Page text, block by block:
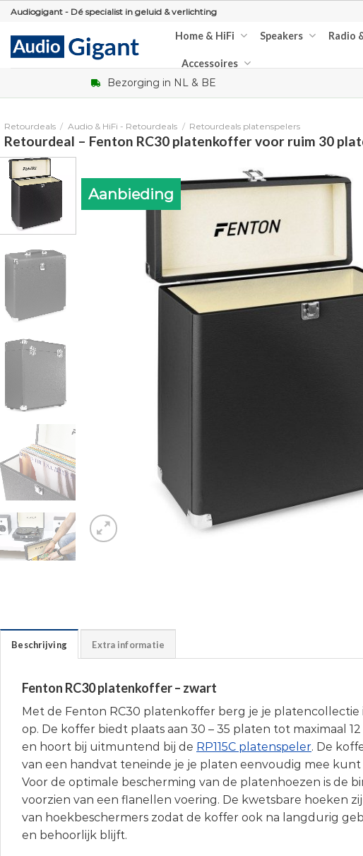
Skip
content
Audiogigant - Dé specialist in geluid & verlichting
Home & HiFi Speakers Radio
Accessoires
Bezorging in NL & BE
Retourdeals / Audio & HiFi - Retourdeals / Retourdeals platenspelers
Retourdeal – Fenton RC30 platenkoffer voor ruim 30
Aanbieding
Beschrijving Extra informatie
Fenton RC30 platenkoffer – zwart
Met de Fenton RC30 platenkoffer berg je je platencollectie
op. De koffer biedt plaats aan 30 – 35 platen tot maximaal
en hoort bij uitmuntend bij de RP115C platenspeler. De
van een handvat teneinde je je platen eenvoudig mee kunt
Voor de optimale bescherming van de platenhoezen is de
voorzien van een flanellen voering. De kwetsbare hoeken
van hoekbeschermers zodat de koffer ook na langdurig
en behoorlijk blijft.